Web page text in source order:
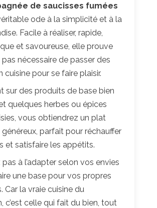
de saucisses fumées
ode à la simplicité et à la
Facile à réaliser, rapide,
et savoureuse, elle prouve
pas nécessaire de passer des
cuisine pour se faire plaisir.
sur des produits de base bien
quelques herbes ou épices
vous obtiendrez un plat
parfait pour réchauffer
et satisfaire les appétits.
pas à l’adapter selon vos envies
une base pour vos propres
Car la vraie cuisine du
c’est celle qui fait du bien, tout